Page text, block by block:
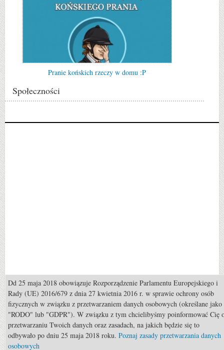
Pranie końskich rzeczy w domu :P
Społeczności
Popularne
Hodowla: Konie małopolskie
Żywienie: Znaczenie magnezu w żywieniu koni
Porady: Jak poradzić sobie z koniem, który nie chce iść do przodu ?
Dd 25 maja 2018 obowiązuje Rozporządzenie Parlamentu Europejskiego i
Rady (UE) 2016/679 z dnia 27 kwietnia 2016 r. w sprawie ochrony osób
fizycznych w związku z przetwarzaniem danych osobowych (określane jako
"RODO" lub "GDPR"). W związku z tym chcielibyśmy poinformować Cię
przetwarzaniu Twoich danych oraz zasadach, na jakich będzie się to
odbywało po dniu 25 maja 2018 roku. Poznaj zasady przetwarzania danych
osobowych